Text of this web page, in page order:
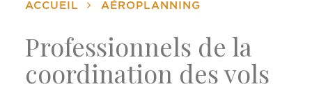
ACCUEIL AÉROPLANNING
Professionnels de la
coordination des vols